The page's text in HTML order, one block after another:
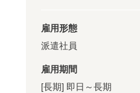
雇用形態
派遣社員
雇用期間
[長期] 即日～長期